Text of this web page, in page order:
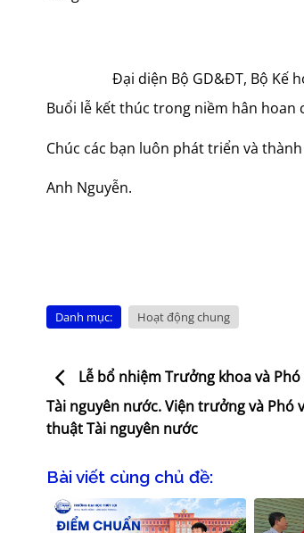
Đại diện Bộ GD&ĐT, Bộ Kế
Buổi lễ kết thúc trong niềm hân hoan
Chúc các bạn luôn phát triển và
Anh Nguyễn.
Danh mục: Hoạt động chung
Lễ bổ nhiệm Trưởng khoa và
Tài nguyên nước. Viện trưởng và Phó
thuật Tài nguyên nước
Bài viết cùng chủ đề: